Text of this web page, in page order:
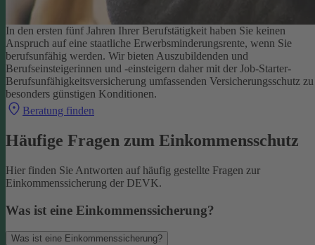
In den ersten fünf Jahren Ihrer Berufstätigkeit haben Sie keinen
Anspruch auf eine staatliche Erwerbsminderungsrente, wenn Sie
berufsunfähig werden. Wir bieten Auszubildenden und
Berufseinsteigerinnen und -einsteigern daher mit der Job-Starter-
Berufsunfähigkeitsversicherung umfassenden Versicherungsschutz zu
besonders günstigen Konditionen.
Beratung finden
Häufige Fragen zum Einkommensschutz
Hier finden Sie Antworten auf häufig gestellte Fragen zur
Einkommenssicherung der DEVK.
Was ist eine Einkommenssicherung?
Was ist eine Einkommenssicherung?